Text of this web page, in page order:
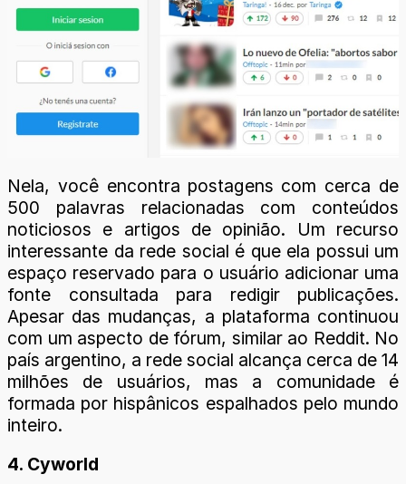
Nela, você encontra postagens com cerca de
500 palavras relacionadas com conteúdos
noticiosos e artigos de opinião. Um recurso
interessante da rede social é que ela possui um
espaço reservado para o usuário adicionar uma
fonte consultada para redigir publicações.
Apesar das mudanças, a plataforma continuou
com um aspecto de fórum, similar ao Reddit. No
país argentino, a rede social alcança cerca de 14
milhões de usuários, mas a comunidade é
formada por hispânicos espalhados pelo mundo
inteiro.
4. Cyworld